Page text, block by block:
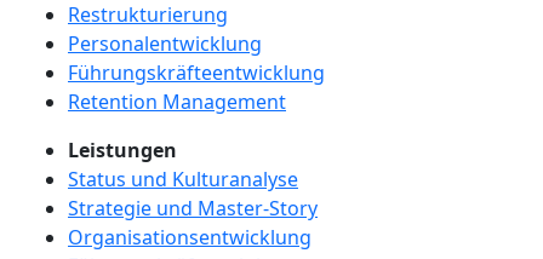
Restrukturierung
Personalentwicklung
Führungskräfteentwicklung
Retention Management
Leistungen
Status und Kulturanalyse
Strategie und Master-Story
Organisationsentwicklung